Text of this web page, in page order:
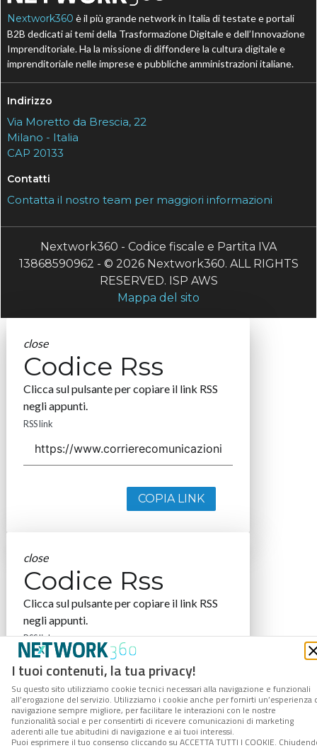
I tuoi contenuti, la tua privacy!
Su questo sito utilizziamo cookie tecnici necessari alla navigazione e funzionali
all’erogazione del servizio. Utilizziamo i cookie anche per fornirti un’esperienza
navigazione sempre migliore, per facilitare le interazioni con le nostre
funzionalità social e per consentirti di ricevere comunicazioni di marketing
aderenti alle tue abitudini di navigazione e ai tuoi interessi.
Puoi esprimere il tuo consenso cliccando su ACCETTA TUTTI I COOKIE.
Nextwork360 è il più grande network in Italia di testate e portali
B2B dedicati ai temi della Trasformazione Digitale e dell’Innovazione
Imprenditoriale. Ha la missione di diffondere la cultura digitale e
imprenditoriale nelle imprese e pubbliche amministrazioni italiane.
Indirizzo
Via Moretto da Brescia, 22
Milano - Italia
CAP 20133
Contatti
Contatta il nostro team per maggiori informazioni
Nextwork360 - Codice fiscale e Partita IVA
13868590962 - © 2026 Nextwork360. ALL RIGHTS
RESERVED. ISP AWS
Mappa del sito
close
Codice Rss
Clicca sul pulsante per copiare il link RSS
negli appunti.
RSS link
COPIA LINK
close
Codice Rss
Clicca sul pulsante per copiare il link RSS
negli appunti.
RSS link
COPIA LINK